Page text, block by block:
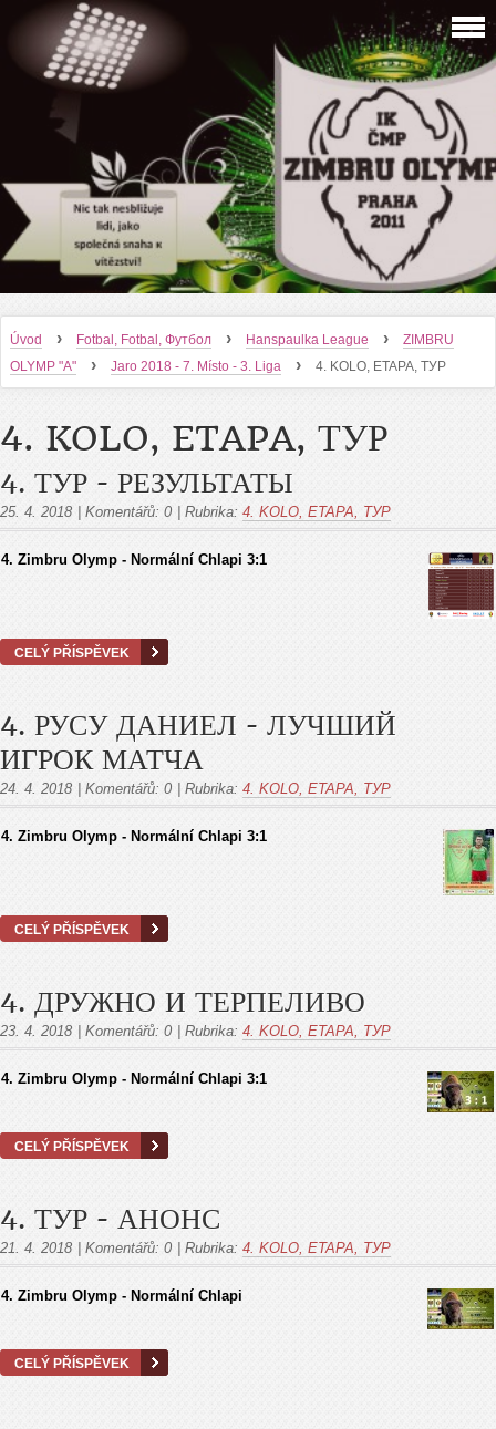
Úvod › Fotbal, Fotbal, Футбол › Hanspaulka League ›
ZIMBRU
OLYMP "A"
› Jaro 2018 - 7. Místo - 3. Liga › 4. KOLO, ETAPA, ТУР
4. KOLO, ETAPA, ТУР
4. ТУР - РЕЗУЛЬТАТЫ
25. 4. 2018 Komentářů: 0 Rubrika: 4. KOLO, ETAPA, ТУР
4. Zimbru Olymp - Normální Chlapi 3:1
CELÝ PŘÍSPĚVEK
4. РУСУ ДАНИЕЛ - ЛУЧШИЙ
ИГРОК МАТЧA
24. 4. 2018 Komentářů: 0 Rubrika: 4. KOLO, ETAPA, ТУР
4. Zimbru Olymp - Normální Chlapi 3:1
CELÝ PŘÍSPĚVEK
4. ДРУЖНО И ТЕРПЕЛИВО
23. 4. 2018 Komentářů: 0 Rubrika: 4. KOLO, ETAPA, ТУР
4. Zimbru Olymp - Normální Chlapi 3:1
CELÝ PŘÍSPĚVEK
4. ТУР - АНОНС
21. 4. 2018 Komentářů: 0 Rubrika: 4. KOLO, ETAPA, ТУР
4. Zimbru Olymp - Normální Chlapi
CELÝ PŘÍSPĚVEK